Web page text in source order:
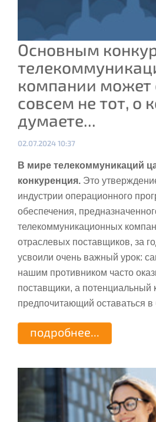
Основным
компании может
совсем не тот, о
думаете...
Опубликовано:
02.07.2024 10:37
В мире телекоммуникаций
конкуренция. Это
индустрии операционного
обеспечения,
телекоммуникационных
отраслевых поставщиков, за
усвоили очень важный урок:
нашим противником часто
поставщики, а потенциальный
предпочитающий оставаться в
подробнее...